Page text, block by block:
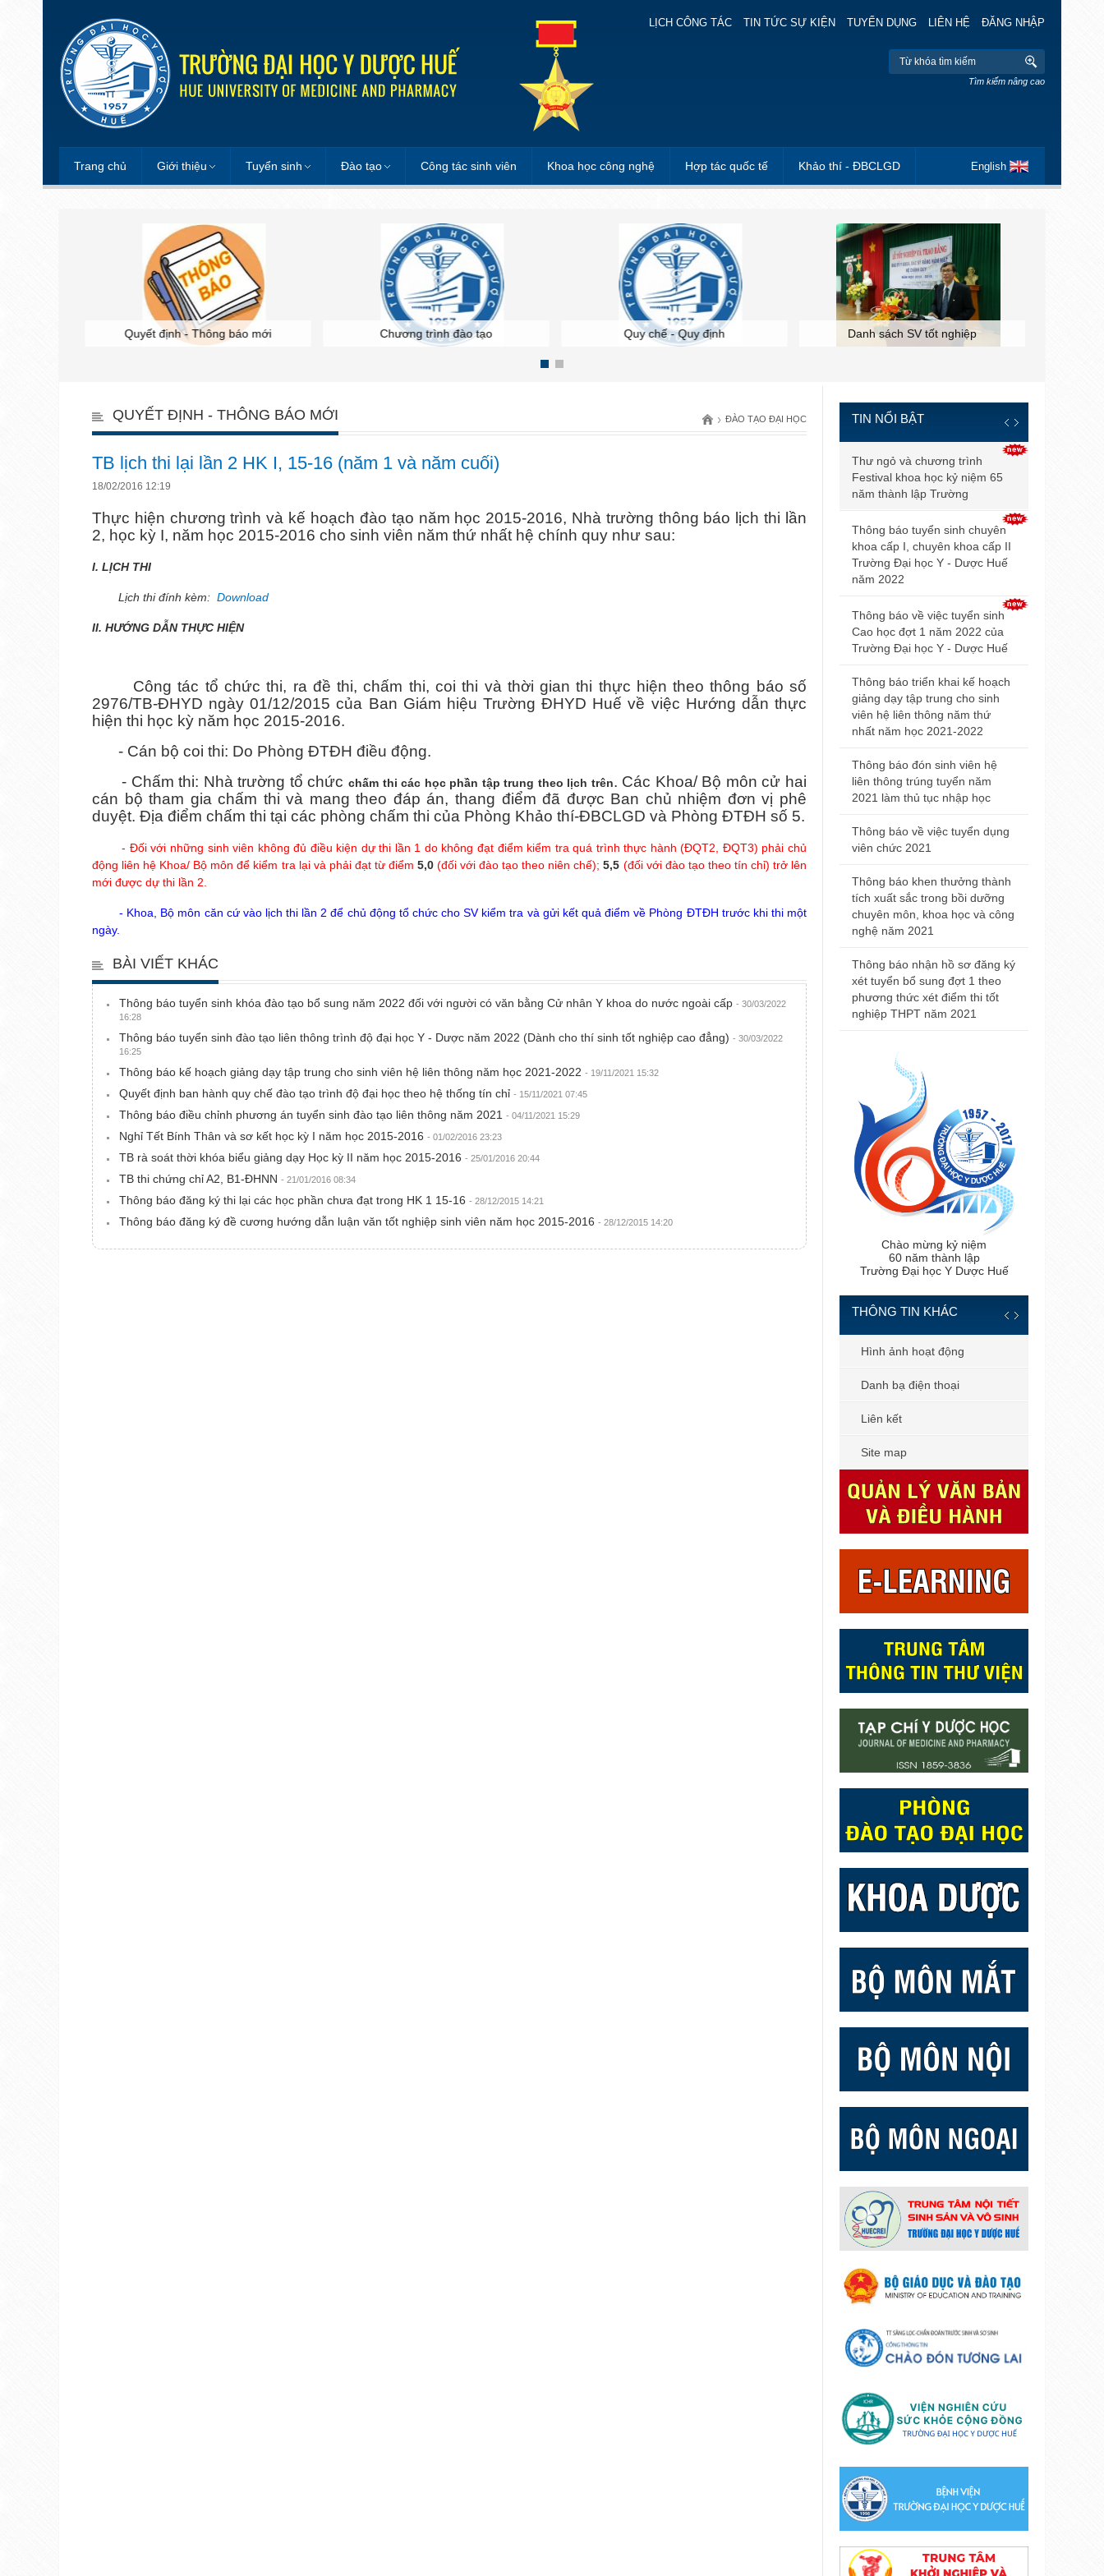
LỊCH CÔNG TÁC TIN TỨC SỰ KIỆN TUYỂN DỤNG LIÊN HỆ ĐĂNG NHẬP
Tìm kiếm nâng cao
Trang chủ Giới thiệu Tuyển sinh Đào tạo Công tác sinh viên Khoa học công nghệ Hợp tác quốc tế Khảo thí - ĐBCLGD English
Quyết định - Thông báo mới Chương trình đào tạo Quy chế - Quy định Danh sách SV tốt nghiệp
QUYẾT ĐỊNH - THÔNG BÁO MỚI › ĐÀO TẠO ĐẠI HỌC
TB lịch thi lại lần 2 HK I, 15-16 (năm 1 và năm cuối)
18/02/2016 12:19
Thực hiện chương trình và kế hoạch đào tạo năm học 2015-2016, Nhà trường thông báo lịch thi lần
2, học kỳ I, năm học 2015-2016 cho sinh viên năm thứ nhất hệ chính quy như sau:
I. LỊCH THI
Lịch thi đính kèm: Download
II. HƯỚNG DẪN THỰC HIỆN
Công tác tổ chức thi, ra đề thi, chấm thi, coi thi và thời gian thi thực hiện theo thông báo số
2976/TB-ĐHYD ngày 01/12/2015 của Ban Giám hiệu Trường ĐHYD Huế về việc Hướng dẫn thực
hiện thi học kỳ năm học 2015-2016.
- Cán bộ coi thi: Do Phòng ĐTĐH điều động.
- Chấm thi: Nhà trường tổ chứcchấm thi các học phần tập trung theo lịch trên. Các Khoa/ Bộ môn cử hai
cán bộ tham gia chấm thi và mang theo đáp án, thang điểm đã được Ban chủ nhiệm đơn vị phê
duyệt. Địa điểm chấm thi tại các phòng chấm thi của Phòng Khảo thí-ĐBCLGD và Phòng ĐTĐH số 5.
- Đối với những sinh viên không đủ điều kiện dự thi lần 1 do không đạt điểm kiểm tra quá trình thực hành (ĐQT2, ĐQT3) phải chủ
động liên hệ Khoa/ Bộ môn để kiểm tra lại và phải đạt từ điểm 5,0 (đối với đào tạo theo niên chế);5,5 (đối với đào tạo theo tín chỉ) trở lên
mới được dự thi lần 2.
- Khoa, Bộ môn căn cứ vào lịch thi lần 2 để chủ động tổ chức cho SV kiểm tra và gửi kết quả điểm về Phòng ĐTĐH trước khi thi một
ngày.
BÀI VIẾT KHÁC
Thông báo tuyển sinh khóa đào tạo bổ sung năm 2022 đối với người có văn bằng Cử nhân Y khoa do nước ngoài cấp - 30/03/2022
16:28
Thông báo tuyển sinh đào tạo liên thông trình độ đại học Y - Dược năm 2022 (Dành cho thí sinh tốt nghiệp cao đẳng) - 30/03/2022
16:25
Thông báo kế hoạch giảng dạy tập trung cho sinh viên hệ liên thông năm học 2021-2022 - 19/11/2021 15:32
Quyết định ban hành quy chế đào tạo trình độ đại học theo hệ thống tín chỉ - 15/11/2021 07:45
Thông báo điều chỉnh phương án tuyển sinh đào tạo liên thông năm 2021 - 04/11/2021 15:29
Nghỉ Tết Bính Thân và sơ kết học kỳ I năm học 2015-2016 - 01/02/2016 23:23
TB rà soát thời khóa biểu giảng dạy Học kỳ II năm học 2015-2016 - 25/01/2016 20:44
TB thi chứng chỉ A2, B1-ĐHNN - 21/01/2016 08:34
Thông báo đăng ký thi lại các học phần chưa đạt trong HK 1 15-16 - 28/12/2015 14:21
Thông báo đăng ký đề cương hướng dẫn luận văn tốt nghiệp sinh viên năm học 2015-2016 - 28/12/2015 14:20
TIN NỔI BẬT
Thư ngỏ và chương trình
Festival khoa học kỷ niệm 65
năm thành lập Trường
Thông báo tuyển sinh chuyên
khoa cấp I, chuyên khoa cấp II
Trường Đại học Y - Dược Huế
năm 2022
Thông báo về việc tuyển sinh
Cao học đợt 1 năm 2022 của
Trường Đại học Y - Dược Huế
Thông báo triển khai kế hoạch
giảng dạy tập trung cho sinh
viên hệ liên thông năm thứ
nhất năm học 2021-2022
Thông báo đón sinh viên hệ
liên thông trúng tuyển năm
2021 làm thủ tục nhập học
Thông báo về việc tuyển dụng
viên chức 2021
Thông báo khen thưởng thành
tích xuất sắc trong bồi dưỡng
chuyên môn, khoa học và công
nghệ năm 2021
Thông báo nhận hồ sơ đăng ký
xét tuyển bổ sung đợt 1 theo
phương thức xét điểm thi tốt
nghiệp THPT năm 2021
Chào mừng kỷ niệm
60 năm thành lập
Trường Đại học Y Dược Huế
THÔNG TIN KHÁC
Hình ảnh hoạt động
Danh bạ điện thoại
Liên kết
Site map